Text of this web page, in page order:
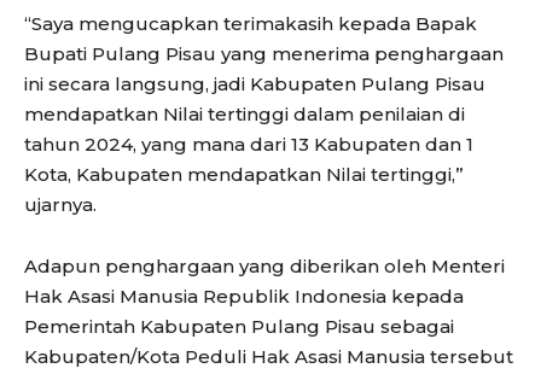
“Saya mengucapkan terimakasih kepada Bapak
Bupati Pulang Pisau yang menerima penghargaan
ini secara langsung, jadi Kabupaten Pulang Pisau
mendapatkan Nilai tertinggi dalam penilaian di
tahun 2024, yang mana dari 13 Kabupaten dan 1
Kota, Kabupaten mendapatkan Nilai tertinggi,”
ujarnya.
Adapun penghargaan yang diberikan oleh Menteri
Hak Asasi Manusia Republik Indonesia kepada
Pemerintah Kabupaten Pulang Pisau sebagai
Kabupaten/Kota Peduli Hak Asasi Manusia tersebut